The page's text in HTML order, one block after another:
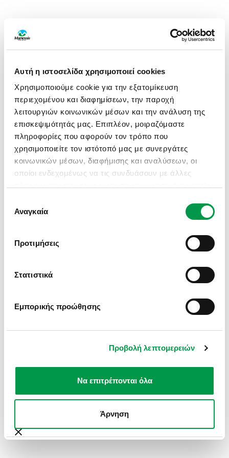
Αυτή η ιστοσελίδα χρησιμοποιεί cookies
Χρησιμοποιούμε cookie για την εξατομίκευση
περιεχομένου και διαφημίσεων, την παροχή
λειτουργιών κοινωνικών μέσων και την ανάλυση της
επισκεψιμότητάς μας. Επιπλέον, μοιραζόμαστε
πληροφορίες που αφορούν τον τρόπο που
χρησιμοποιείτε τον ιστότοπό μας με συνεργάτες
κοινωνικών μέσων, διαφήμισης και αναλύσεων, οι
οποίοι ενδεχομένως να τις συνδυάσουν με άλλες
χρήση των υπηρεσιών τους.
συγκατάθεσης
Αναγκαία
Προτιμήσεις
Στατιστικά
Εμπορικής προώθησης
Προβολή λεπτομερειών
Να επιτρέπονται όλα
Άρνηση
APPLICATION ERROR: A CLIENT-SIDE EXCEPTION HAS